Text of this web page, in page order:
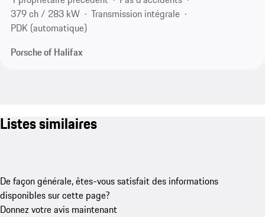
379 ch / 283 kW
Transmission intégrale
PDK (automatique)
Porsche of Halifax
Listes similaires
De façon générale, êtes-vous satisfait des informations
disponibles sur cette page?
Donnez votre avis maintenant